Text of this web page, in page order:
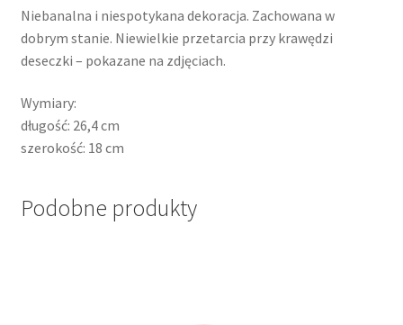
Niebanalna i niespotykana dekoracja. Zachowana w
dobrym stanie. Niewielkie przetarcia przy krawędzi
deseczki – pokazane na zdjęciach.
Wymiary:
długość: 26,4 cm
szerokość: 18 cm
Podobne produkty